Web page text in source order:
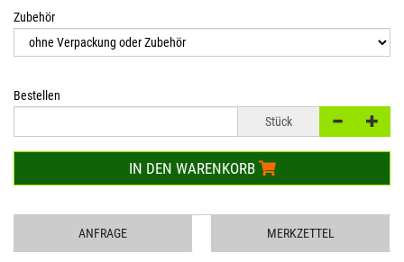
Zubehör
Bestellen
Stück
IN DEN WARENKORB
ANFRAGE MERKZETTEL